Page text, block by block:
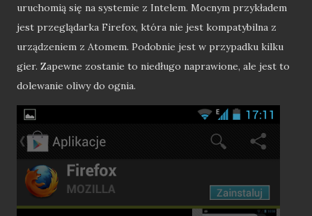
uruchomią się na systemie z Intelem. Mocnym przykładem
jest przeglądarka Firefox, która nie jest kompatybilna z
urządzeniem z Atomem. Podobnie jest w przypadku kilku
gier. Zapewne zostanie to niedługo naprawione, ale jest to
dolewanie oliwy do ognia.